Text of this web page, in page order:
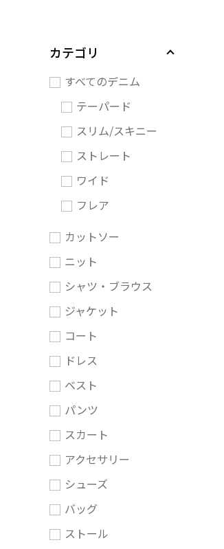
カテゴリ
すべてのデニム
テーパード
スリム/スキニー
ストレート
ワイド
フレア
カットソー
ニット
シャツ・ブラウス
ジャケット
コート
ドレス
ベスト
パンツ
スカート
アクセサリー
シューズ
バッグ
ストール